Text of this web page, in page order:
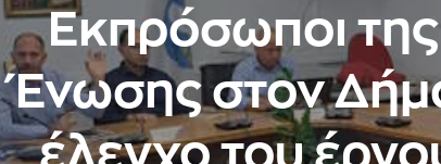
Εκπρόσωποι
Ένωσης στον
έλεγχο του